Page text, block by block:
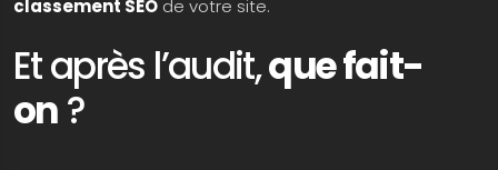
classement SEO de votre site.
Et après l’audit,que fait-
on?